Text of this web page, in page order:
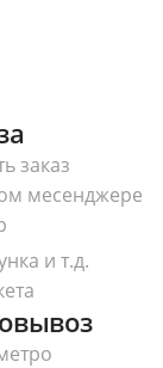
заказ
месенджере
и т.д.